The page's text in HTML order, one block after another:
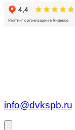
info@dvkspb.ru